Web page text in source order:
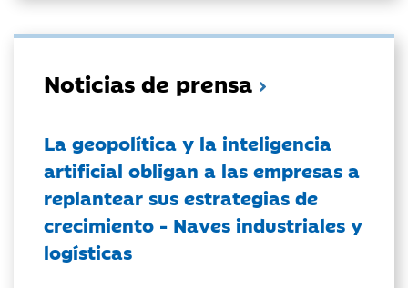
Noticias de prensa
La geopolítica y la inteligencia
artificial obligan a las empresas a
replantear sus estrategias de
crecimiento - Naves industriales y
logísticas